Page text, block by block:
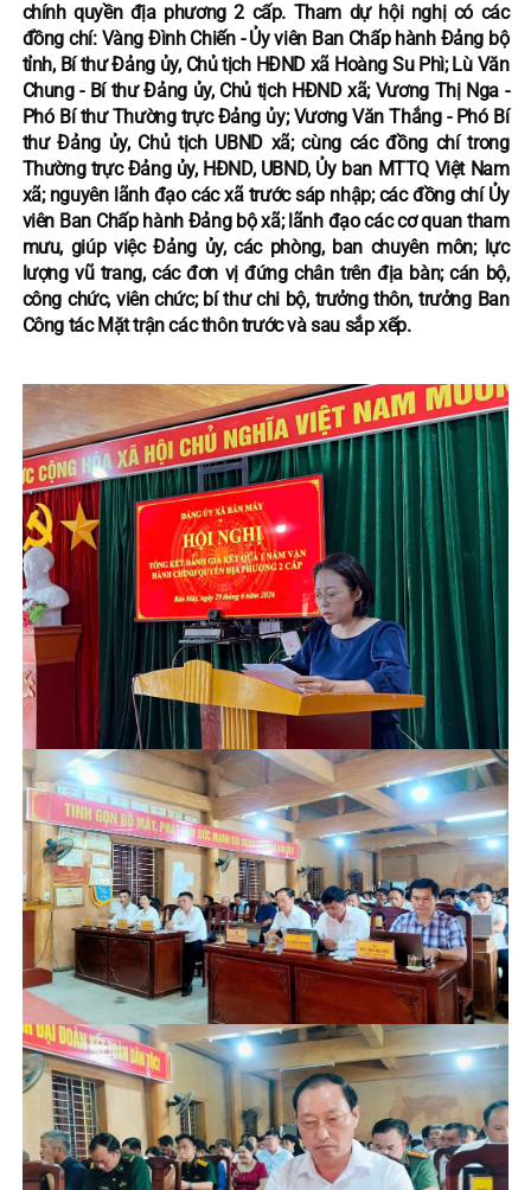
chính quyền địa phương 2 cấp. Tham dự hội nghị có các
đồng chí: Vàng Đình Chiến - Ủy viên Ban Chấp hành Đảng bộ
tỉnh, Bí thư Đảng ủy, Chủ tịch HĐND xã Hoàng Su Phì; Lù Văn
Chung - Bí thư Đảng ủy, Chủ tịch HĐND xã; Vương Thị Nga -
Phó Bí thư Thường trực Đảng ủy; Vương Văn Thắng - Phó Bí
thư Đảng ủy, Chủ tịch UBND xã; cùng các đồng chí trong
Thường trực Đảng ủy, HĐND, UBND, Ủy ban MTTQ Việt Nam
xã; nguyên lãnh đạo các xã trước sáp nhập; các đồng chí Ủy
viên Ban Chấp hành Đảng bộ xã; lãnh đạo các cơ quan tham
mưu, giúp việc Đảng ủy, các phòng, ban chuyên môn; lực
lượng vũ trang, các đơn vị đứng chân trên địa bàn; cán bộ,
công chức, viên chức; bí thư chi bộ, trưởng thôn, trưởng Ban
Công tác Mặt trận các thôn trước và sau sắp xếp.